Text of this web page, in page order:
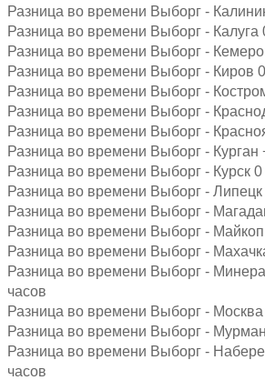
Разница во времени Выборг -
Разница во времени Выборг - Калуга
Разница во времени Выборг -
Разница во времени Выборг - Киров
Разница во времени Выборг -
Разница во времени Выборг -
Разница во времени Выборг -
Разница во времени Выборг - Курган
Разница во времени Выборг - Курск 0
Разница во времени Выборг - Липецк
Разница во времени Выборг -
Разница во времени Выборг - Майкоп
Разница во времени Выборг -
Разница во времени Выборг -
часов
Разница во времени Выборг - Москва
Разница во времени Выборг -
Разница во времени Выборг -
часов